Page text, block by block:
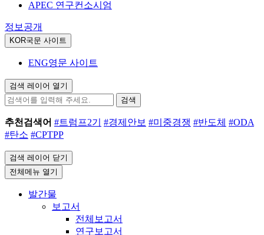
APEC 연구컨소시엄
정보공개
KOR국문 사이트
ENG영문 사이트
검색 레이어 열기
검색
추천검색어 #트럼프2기 #경제안보 #미중경쟁 #반도체 #ODA
#탄소 #CPTPP
검색 레이어 닫기
전체메뉴 열기
발간물
보고서
전체보고서
연구보고서